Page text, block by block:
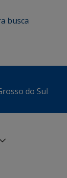
busca
do Sul